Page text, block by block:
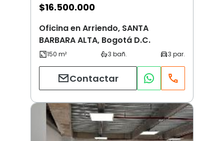
$16.500.000
Oficina en Arriendo, SANTA
BARBARA ALTA, Bogotá D.C.
Contactar